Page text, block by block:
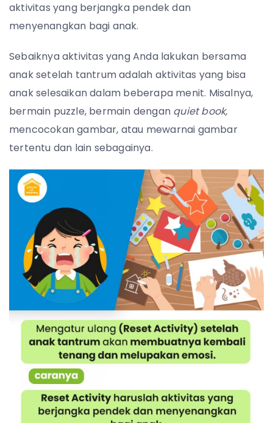
aktivitas yang berjangka pendek dan
menyenangkan bagi anak.
Sebaiknya aktivitas yang Anda lakukan bersama
anak setelah tantrum adalah aktivitas yang bisa
anak selesaikan dalam beberapa menit. Misalnya,
bermain puzzle, bermain dengan quiet book,
mencocokan gambar, atau mewarnai gambar
tertentu dan lain sebagainya.